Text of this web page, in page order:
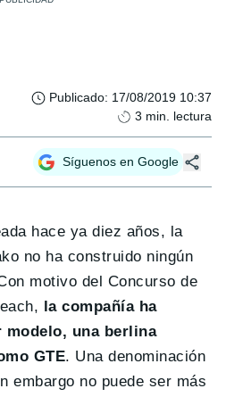
Publicado: 17/08/2019 10:37
3 min. lectura
Síguenos en Google
hace ya diez años, la
no ha construido ningún
motivo del Concurso de
la compañía ha
modelo, una berlina
GTE. Una denominación
embargo no puede ser más